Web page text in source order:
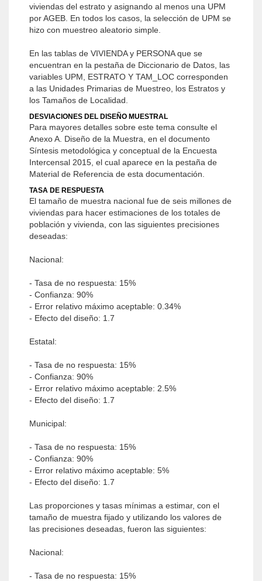
viviendas del estrato y asignando al menos una UPM
por AGEB. En todos los casos, la selección de UPM se
hizo con muestreo aleatorio simple.
En las tablas de VIVIENDA y PERSONA que se
encuentran en la pestaña de Diccionario de Datos, las
variables UPM, ESTRATO Y TAM_LOC corresponden
a las Unidades Primarias de Muestreo, los Estratos y
los Tamaños de Localidad.
DESVIACIONES DEL DISEÑO MUESTRAL
Para mayores detalles sobre este tema consulte el
Anexo A. Diseño de la Muestra, en el documento
Síntesis metodológica y conceptual de la Encuesta
Intercensal 2015, el cual aparece en la pestaña de
Material de Referencia de esta documentación.
TASA DE RESPUESTA
El tamaño de muestra nacional fue de seis millones de
viviendas para hacer estimaciones de los totales de
población y vivienda, con las siguientes precisiones
deseadas:
Nacional:
- Tasa de no respuesta: 15%
- Confianza: 90%
- Error relativo máximo aceptable: 0.34%
- Efecto del diseño: 1.7
Estatal:
- Tasa de no respuesta: 15%
- Confianza: 90%
- Error relativo máximo aceptable: 2.5%
- Efecto del diseño: 1.7
Municipal:
- Tasa de no respuesta: 15%
- Confianza: 90%
- Error relativo máximo aceptable: 5%
- Efecto del diseño: 1.7
Las proporciones y tasas mínimas a estimar, con el
tamaño de muestra fijado y utilizando los valores de
las precisiones deseadas, fueron las siguientes:
Nacional:
- Tasa de no respuesta: 15%